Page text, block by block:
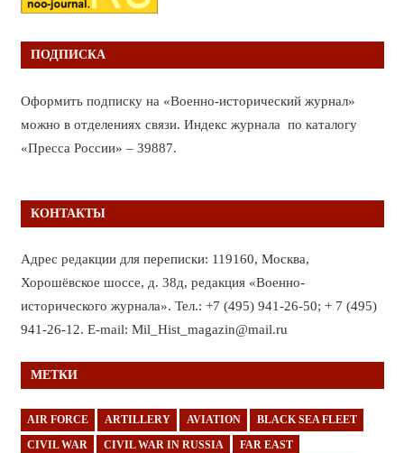
ПОДПИСКА
Оформить подписку на «Военно-исторический журнал»
можно в отделениях связи. Индекс журнала по каталогу
«Пресса России» – 39887.
КОНТАКТЫ
Адрес редакции для переписки: 119160, Москва,
Хорошёвское шоссе, д. 38д, редакция «Военно-
исторического журнала». Тел.: +7 (495) 941-26-50; + 7 (495)
941-26-12. E-mail: Mil_Hist_magazin@mail.ru
МЕТКИ
AIR FORCE ARTILLERY AVIATION BLACK SEA FLEET
CIVIL WAR CIVIL WAR IN RUSSIA FAR EAST